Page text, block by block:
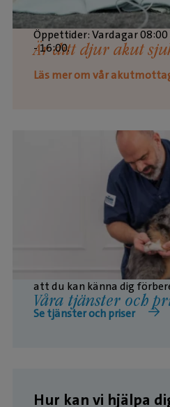
Är ditt djur akut
Vår akutmottagning är
kvällar, året om.
Öppettider: Vardagar
- 16:00.
Läs mer om vår
Våra tjänster och
Vill du veta vad våra
kostar? Här hittar du en
att du kan känna dig
Se tjänster och priser
Hur kan vi hjälpa